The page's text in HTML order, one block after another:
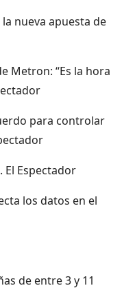
nueva apuesta de
Metron: “Es la hora
para controlar
El Espectador
los datos en el
de entre 3 y 11